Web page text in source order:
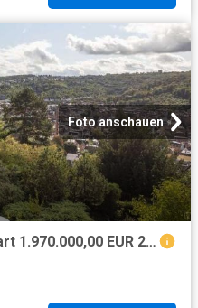
Foto anschauen
Haus zum Kaufen in Stuttgart 1.970.000,00 EUR 222 m²